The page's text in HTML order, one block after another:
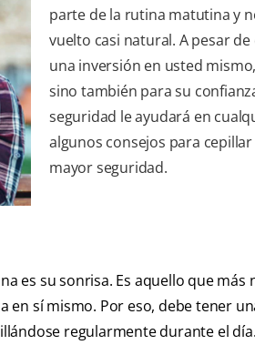
parte de la rutina matutina y
vuelto casi natural. A pesar
una inversión en usted
sino también para su
seguridad le ayudará en
algunos consejos para
mayor seguridad.
es su sonrisa. Es aquello que
sí mismo. Por eso, debe tener
regularmente durante el